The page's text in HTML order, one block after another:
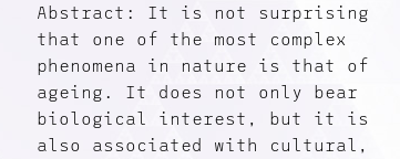
Abstract: It is not surprising
that one of the most complex
phenomena in nature is that of
ageing. It does not only bear
biological interest, but it is
also associated with cultural,